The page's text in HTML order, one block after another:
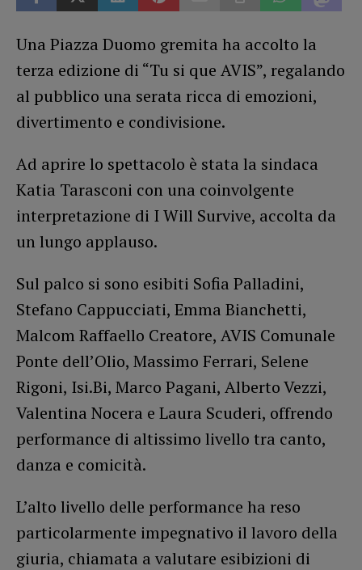
Una Piazza Duomo gremita ha accolto la
terza edizione di “Tu si que AVIS”, regalando
al pubblico una serata ricca di emozioni,
divertimento e condivisione.
Ad aprire lo spettacolo è stata la sindaca
Katia Tarasconi con una coinvolgente
interpretazione di I Will Survive, accolta da
un lungo applauso.
Sul palco si sono esibiti Sofia Palladini,
Stefano Cappucciati, Emma Bianchetti,
Malcom Raffaello Creatore, AVIS Comunale
Ponte dell’Olio, Massimo Ferrari, Selene
Rigoni, Isi.Bi, Marco Pagani, Alberto Vezzi,
Valentina Nocera e Laura Scuderi, offrendo
performance di altissimo livello tra canto,
danza e comicità.
L’alto livello delle performance ha reso
particolarmente impegnativo il lavoro della
giuria, chiamata a valutare esibizioni di